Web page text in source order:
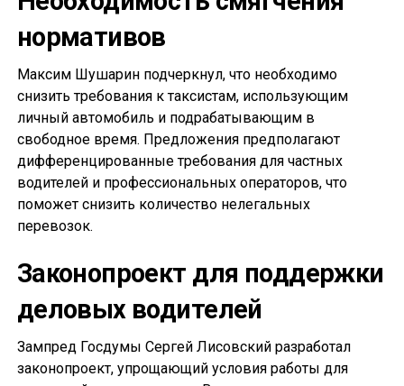
нормативов
Максим Шушарин подчеркнул, что необходимо
снизить требования к таксистам, использующим
личный автомобиль и подрабатывающим в
свободное время. Предложения предполагают
дифференцированные требования для частных
водителей и профессиональных операторов, что
поможет снизить количество нелегальных
перевозок.
Законопроект для поддержки
деловых водителей
Зампред Госдумы Сергей Лисовский разработал
законопроект, упрощающий условия работы для